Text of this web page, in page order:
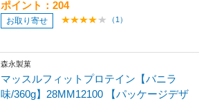
ポイント：204
お取り寄せ （1）
森永製菓
マッスルフィットプロテイン【バニラ
味/360g】28MM12100 【パッケージデザ